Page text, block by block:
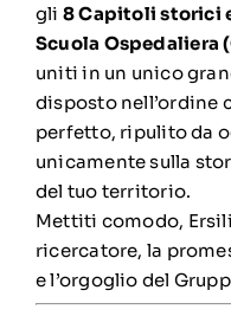
gli 8 Capitoli storici
Scuola Ospedaliera
uniti in un unico
disposto nell’ordine
perfetto, ripulito da
unicamente sulla
del tuo territorio.
Mettiti comodo,
ricercatore, la
e l’orgoglio del